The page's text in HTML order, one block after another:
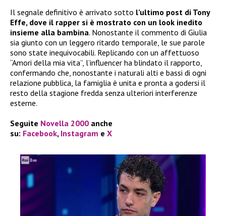
Il segnale definitivo è arrivato sotto l’ultimo post di Tony
Effe, dove il rapper si è mostrato con un look inedito
insieme alla bambina. Nonostante il commento di Giulia
sia giunto con un leggero ritardo temporale, le sue parole
sono state inequivocabili. Replicando con un affettuoso
“Amori della mia vita”, l’influencer ha blindato il rapporto,
confermando che, nonostante i naturali alti e bassi di ogni
relazione pubblica, la famiglia è unita e pronta a godersi il
resto della stagione fredda senza ulteriori interferenze
esterne.
Seguite Novella 2000 anche
su: Facebook, Instagram e X